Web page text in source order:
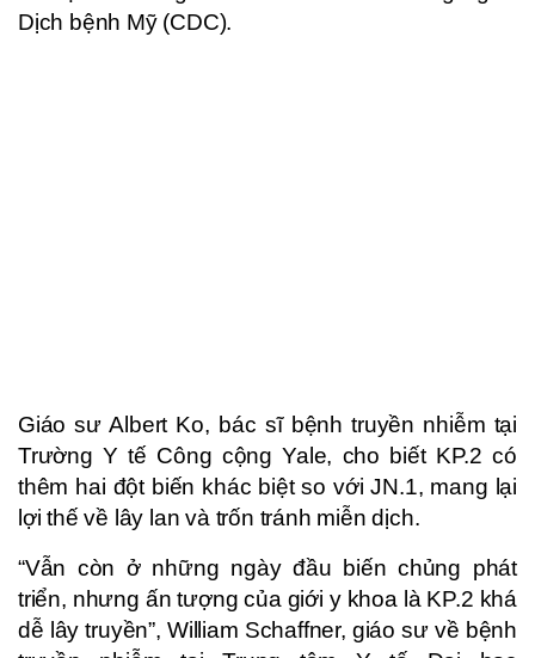
Dịch bệnh Mỹ (CDC).
Giáo sư Albert Ko, bác sĩ bệnh truyền nhiễm tại
Trường Y tế Công cộng Yale, cho biết KP.2 có
thêm hai đột biến khác biệt so với JN.1, mang lại
lợi thế về lây lan và trốn tránh miễn dịch.
“Vẫn còn ở những ngày đầu biến chủng phát
triển, nhưng ấn tượng của giới y khoa là KP.2 khá
dễ lây truyền”, William Schaffner, giáo sư về bệnh